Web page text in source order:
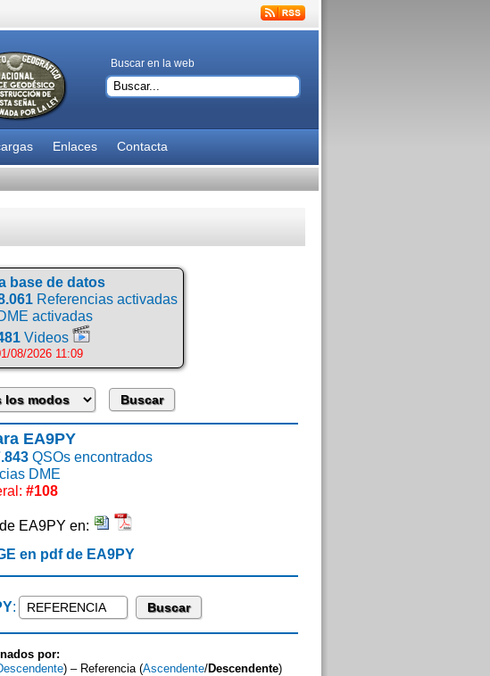
Buscar en la web
Enlaces Contacta
base de datos
Referencias activadas
activadas
Videos
08/2026 11:09
EA9PY
QSOs encontrados
DME
#108
EA9PY en:
en pdf de EA9PY
:
por:
) – Referencia (Ascendente/Descendente)